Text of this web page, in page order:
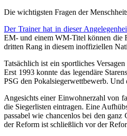
Die wichtigsten Fragen der
Der Trainer hat in dieser
EM- und einem WM-Titel können die
dritten Rang in diesem inoffiziellen
Tatsächlich ist ein sportliches
Erst 1993 konnte das legendäre
PSG den Pokalsiegerwettbewerb. Und
Angesichts einer Einwohnerzahl von
die Siegerlisten eintragen. Eine
passabel wie chancenlos bei den
der Reform ist schließlich vor der